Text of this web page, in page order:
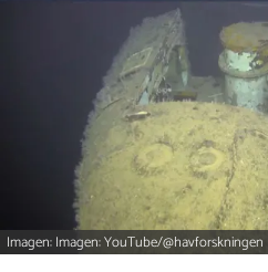
Imagen: Imagen: YouTube/@havforskningen